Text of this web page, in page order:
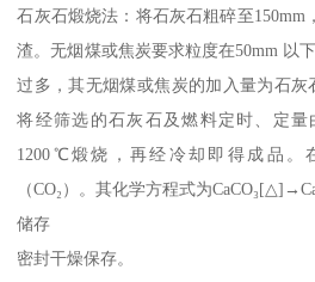
石灰石煅烧法：将石灰石粗碎至150mm
渣。无烟煤或焦炭要求粒度在50mm 以
过多，其无烟煤或焦炭的加入量为石灰
将经筛选的石灰石及燃料定时、定量
1200℃煅烧，再经冷却即得成品。
（CO₂）。其化学方程式为
储存
密封干燥保存。